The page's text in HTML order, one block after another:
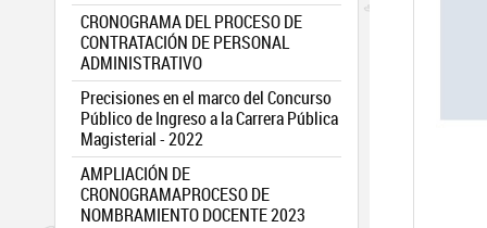
CRONOGRAMA DEL PROCESO DE
CONTRATACIÓN DE PERSONAL
ADMINISTRATIVO
Precisiones en el marco del Concurso
Público de Ingreso a la Carrera Pública
Magisterial - 2022
AMPLIACIÓN DE
CRONOGRAMAPROCESO DE
NOMBRAMIENTO DOCENTE 2023